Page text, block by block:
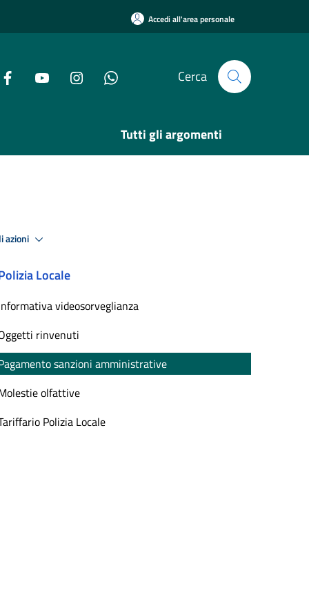
Accedi all'area personale
Cerca
Tutti gli argomenti
azioni
Locale
videosorveglianza
rinvenuti
sanzioni amministrative
olfattive
Polizia Locale